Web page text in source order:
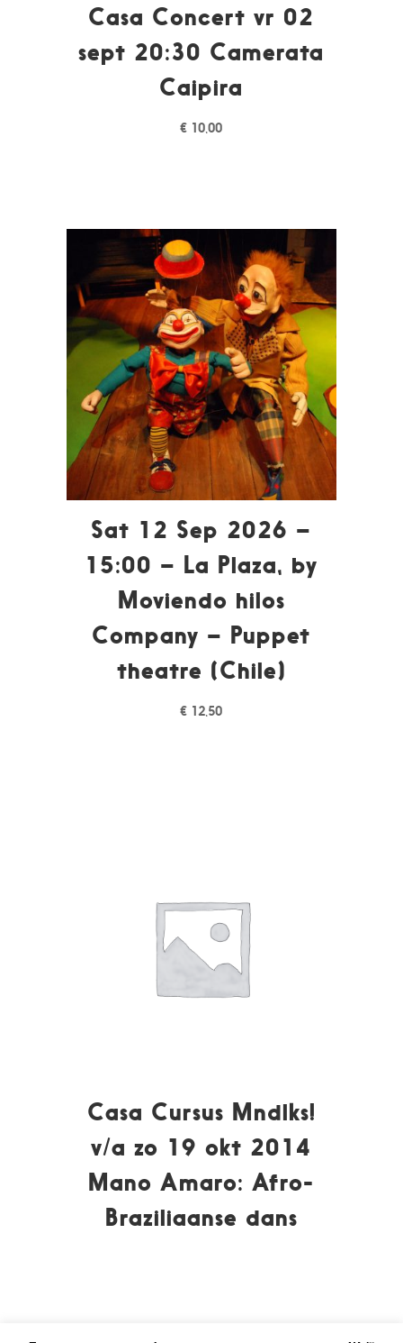
Casa Concert vr 02
sept 20:30 Camerata
Caipira
€ 10,00
Sat 12 Sep 2026 –
15:00 – La Plaza, by
Moviendo hilos
Company – Puppet
theatre (Chile)
€ 12,50
Casa Cursus Mndlks!
v/a zo 19 okt 2014
Mano Amaro: Afro-
Braziliaanse dans